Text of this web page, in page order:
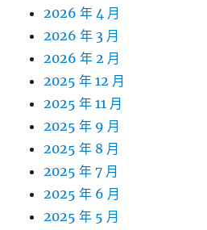
2026 年 4 月
2026 年 3 月
2026 年 2 月
2025 年 12 月
2025 年 11 月
2025 年 9 月
2025 年 8 月
2025 年 7 月
2025 年 6 月
2025 年 5 月